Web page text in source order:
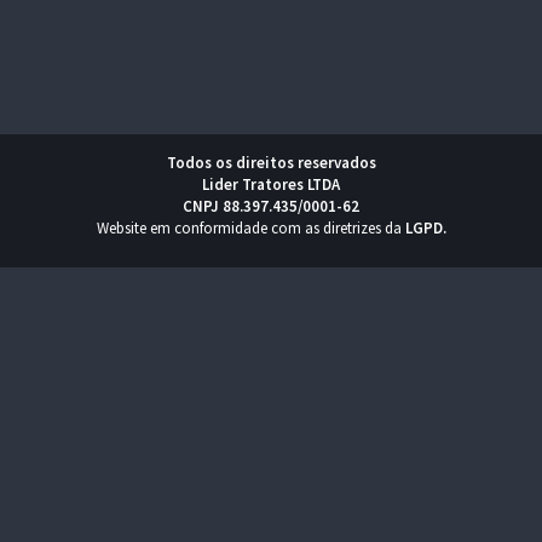
Todos os direitos reservados
Lider Tratores LTDA
CNPJ 88.397.435/0001-62
Website em conformidade com as diretrizes da LGPD.